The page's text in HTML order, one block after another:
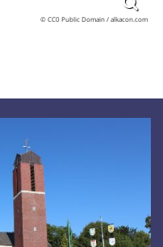
© CC0 Public Domain / alkacon.com